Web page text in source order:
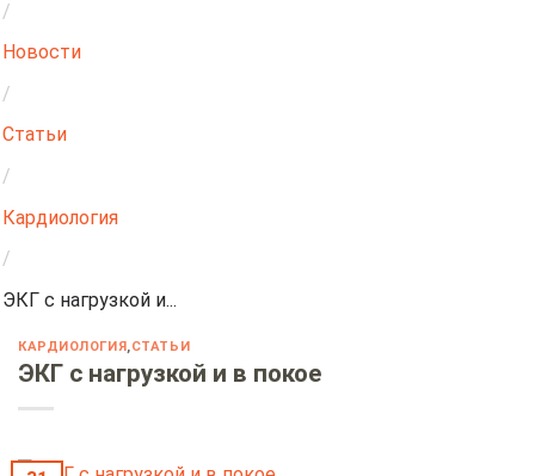
/
Новости
/
Статьи
/
Кардиология
/
ЭКГ с нагрузкой и...
КАРДИОЛОГИЯ СТАТЬИ
ЭКГ с нагрузкой и в покое